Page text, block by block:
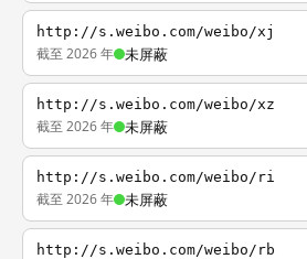
http://s.weibo.com/weibo/xj
截至 2026 年 未屏蔽
http://s.weibo.com/weibo/xz
截至 2026 年 未屏蔽
http://s.weibo.com/weibo/ri
截至 2026 年 未屏蔽
http://s.weibo.com/weibo/rb